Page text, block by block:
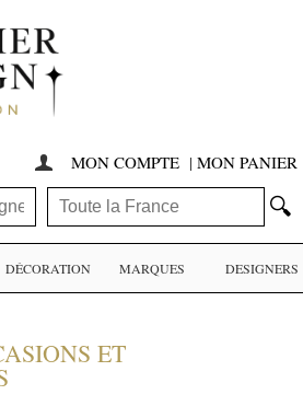
 MON COMPTE | MON PANIER
🔍
DÉCORATION MARQUES DESIGNERS
ET